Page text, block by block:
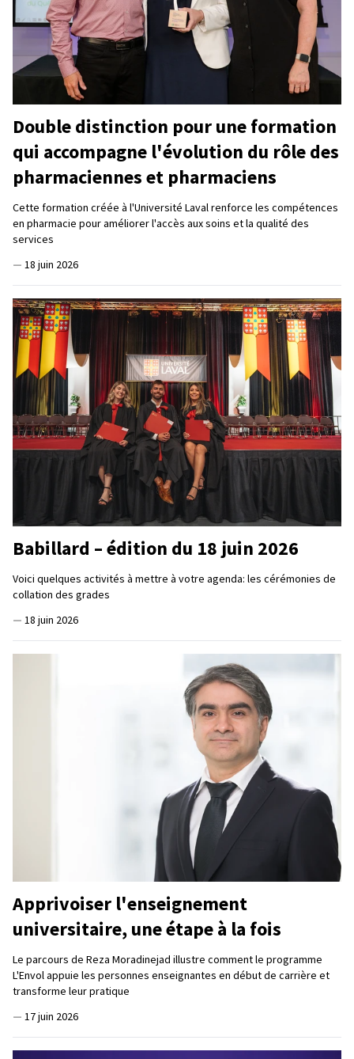
Double distinction pour une formation
qui accompagne l'évolution du rôle des
pharmaciennes et pharmaciens
Cette formation créée à l'Université Laval renforce les compétences
en pharmacie pour améliorer l'accès aux soins et la qualité des
services
— 18 juin 2026
Babillard – édition du 18 juin 2026
Voici quelques activités à mettre à votre agenda: les cérémonies de
collation des grades
— 18 juin 2026
Apprivoiser l'enseignement
universitaire, une étape à la fois
Le parcours de Reza Moradinejad illustre comment le programme
L'Envol appuie les personnes enseignantes en début de carrière et
transforme leur pratique
— 17 juin 2026